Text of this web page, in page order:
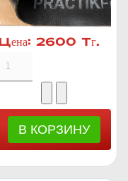
Цена: 2600 Тг.